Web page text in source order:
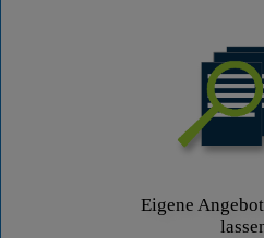
Eigene